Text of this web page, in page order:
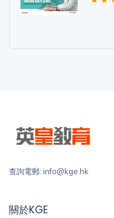
查詢電郵: info@kge.hk
關於KGE